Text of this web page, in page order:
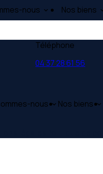
nous Nos biens
Téléphone
04 37 28 61 56
nous Nos biens